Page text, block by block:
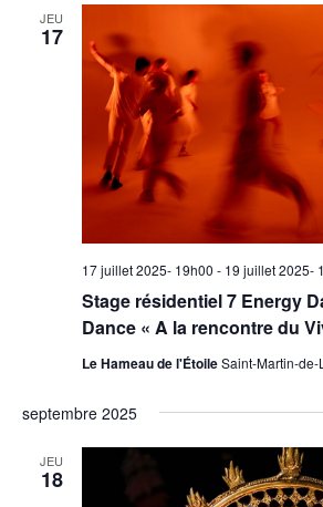
JEU
17
Stage résidentiel 7 Energy
Dance « A la rencontre du
17 juillet 2025- 19h00 - 19 juillet 2025-
Le Hameau de l'ÉtoileSaint-Martin-de-
septembre 2025
JEU
18